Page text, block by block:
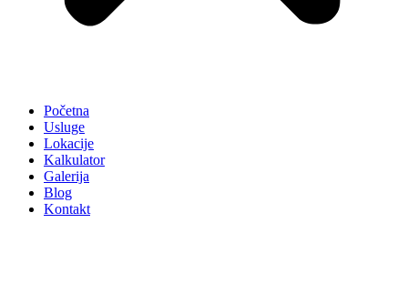
Početna
Usluge
Lokacije
Kalkulator
Galerija
Blog
Kontakt